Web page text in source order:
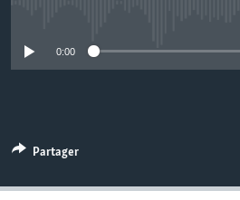
0:00
Partager